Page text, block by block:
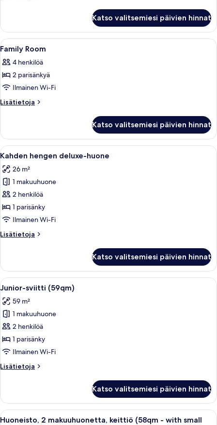
Katso valitsemiesi päivien hinnat
Avaa
kaikki
huonetyypin
Family
Room
kuvat
Moderni kylpyhuone, jossa on
4
Family Room
4 henkilöä
2 parisänkyä
Ilmainen Wi-Fi
Lisätietoja
Lisätietoja
Katso valitsemiesi päivien hinnat
Avaa
kaikki
huonetyypin
Kahden
hengen
deluxe-
huone
Moderni hotellihuone, jossa on suuri
4
Kahden hengen deluxe-huone
26 m²
1 makuuhuone
2 henkilöä
1 parisänky
Ilmainen Wi-Fi
Lisätietoja
Lisätietoja
deluxe-
huone
Katso valitsemiesi päivien hinnat
Avaa
kaikki
huonetyypin
Junior-
sviitti
(59qm)
kuvat
Moderni hotellihuone, jossa on
5
Junior-sviitti (59qm)
59 m²
1 makuuhuone
2 henkilöä
1 parisänky
Ilmainen Wi-Fi
Lisätietoja
Lisätietoja
(59qm)
Katso valitsemiesi päivien hinnat
Avaa
Moderni olohuone, jossa on suuri
5
Huoneisto, 2 makuuhuonetta, keittiö (58qm - with small